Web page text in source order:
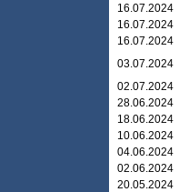
16.07.2024
16.07.2024
16.07.2024
03.07.2024
02.07.2024
28.06.2024
18.06.2024
10.06.2024
04.06.2024
02.06.2024
20.05.2024